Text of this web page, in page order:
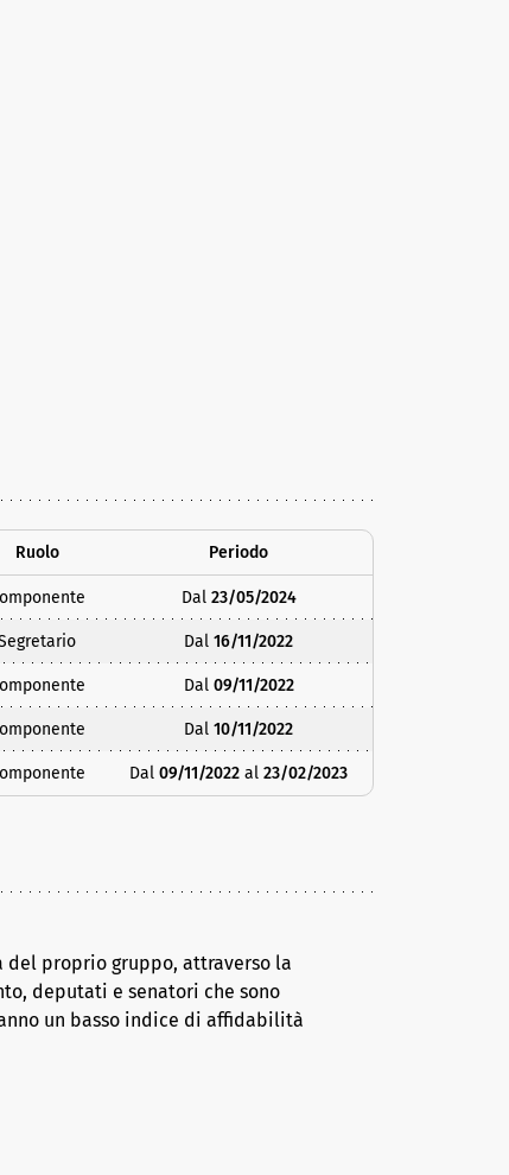
Ruolo Periodo
Dal 23/05/2024
Dal 16/11/2022
Dal 09/11/2022
Dal 10/11/2022
Dal 09/11/2022 al 23/02/2023
del proprio gruppo, attraverso la
deputati e senatori che sono
un basso indice di affidabilità